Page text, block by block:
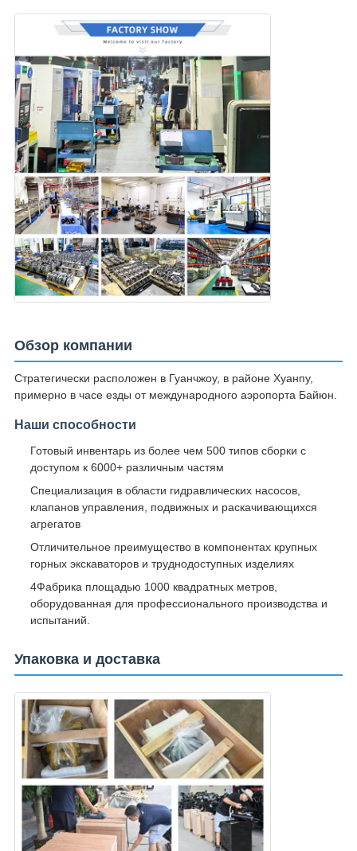
Обзор компании
Стратегически расположен в Гуанчжоу, в районе Хуанпу,
примерно в часе езды от международного аэропорта Байюн.
Наши способности
Готовый инвентарь из более чем 500 типов сборки с
доступом к 6000+ различным частям
Специализация в области гидравлических насосов,
клапанов управления, подвижных и раскачивающихся
агрегатов
Отличительное преимущество в компонентах крупных
горных экскаваторов и труднодоступных изделиях
4Фабрика площадью 1000 квадратных метров,
оборудованная для профессионального производства и
испытаний.
Упаковка и доставка